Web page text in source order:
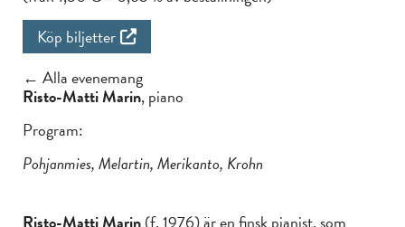
Köp biljetter
← Alla evenemang
Risto-Matti Marin, piano
Program:
Pohjanmies, Melartin, Merikanto, Krohn
Risto-Matti Marin(f. 1976) är en finsk pianist, som